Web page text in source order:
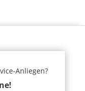
Anliegen?